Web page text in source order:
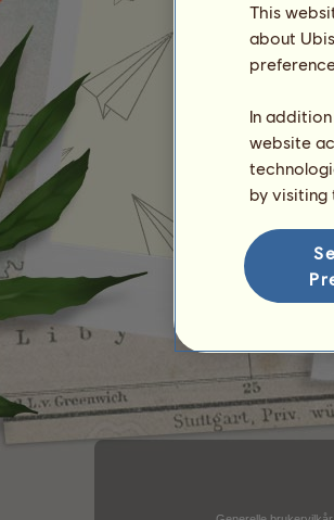
This
about
In
website
by visiting